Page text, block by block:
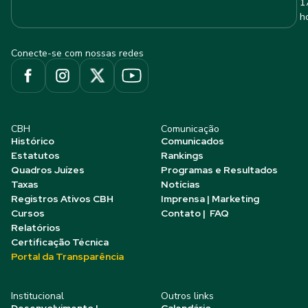
Conecte-se com nossas redes
CBH
Histórico
Estatutos
Quadros Juízes
Taxas
Registros Ativos CBH
Cursos
Relatórios
Certificação Técnica
Portal da Transparência
Comunicação
Comunicados
Rankings
Programas e Resultados
Notícias
Imprensa | Marketing
Contato | FAQ
Institucional Outros links